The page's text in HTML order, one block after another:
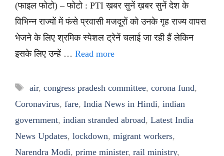
(फाइल फोटो) – फोटो : PTI ख़बर सुनें ख़बर सुनें देश के
विभिन्न राज्यों में फंसे प्रवासी मजदूरों को उनके गृह राज्य वापस
भेजने के लिए श्रमिक स्पेशल ट्रेनें चलाई जा रही हैं लेकिन
इसके लिए उन्हें … Read more
Tags
air, congress pradesh committee, corona fund,
Coronavirus, fare, India News in Hindi, indian
government, indian stranded abroad, Latest India
News Updates, lockdown, migrant workers,
Narendra Modi, prime minister, rail ministry,